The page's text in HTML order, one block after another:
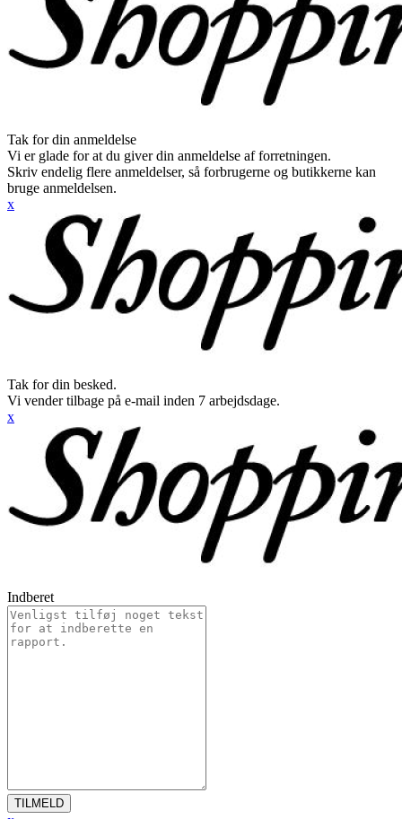
Tak for din anmeldelse
Vi er glade for at du giver din anmeldelse af forretningen.
Skriv endelig flere anmeldelser, så forbrugerne og butikkerne kan
bruge anmeldelsen.
x
Tak for din besked.
Vi vender tilbage på e-mail inden 7 arbejdsdage.
x
Indberet
TILMELD